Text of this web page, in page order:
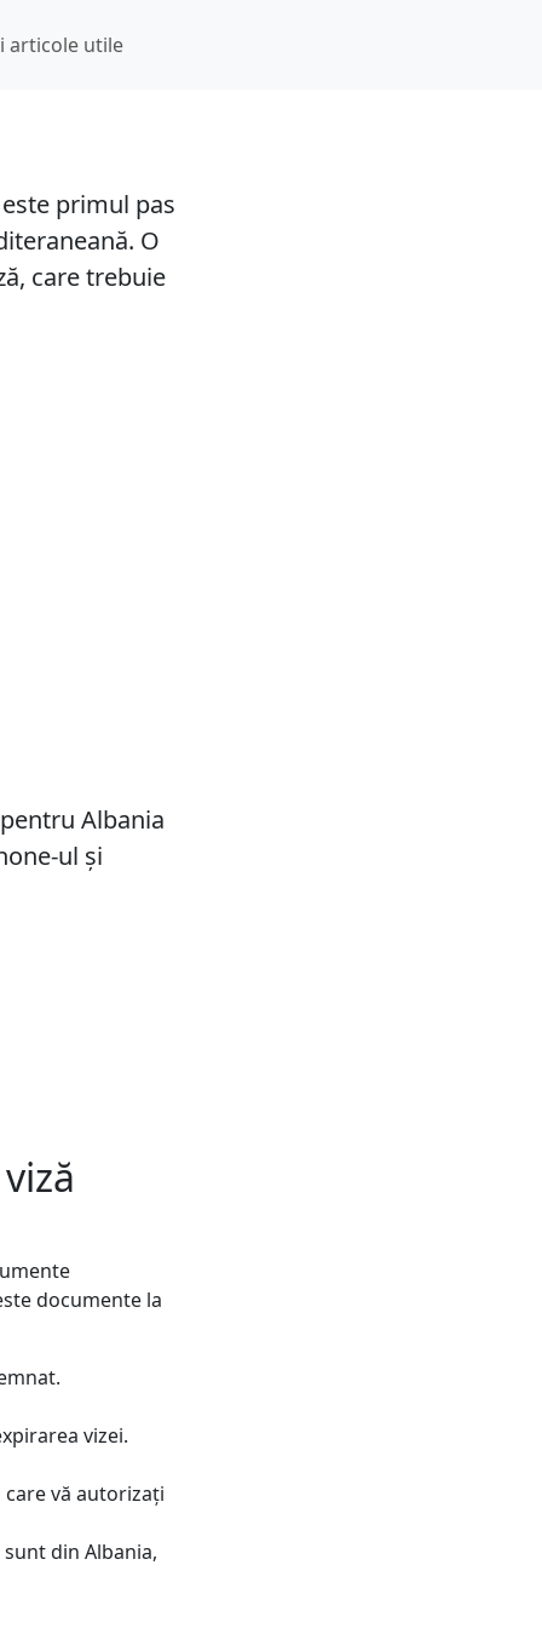
articole utile
primul pas
O
care trebuie
Albania
ul și
documente la
vizei.
care vă autorizați
din Albania,